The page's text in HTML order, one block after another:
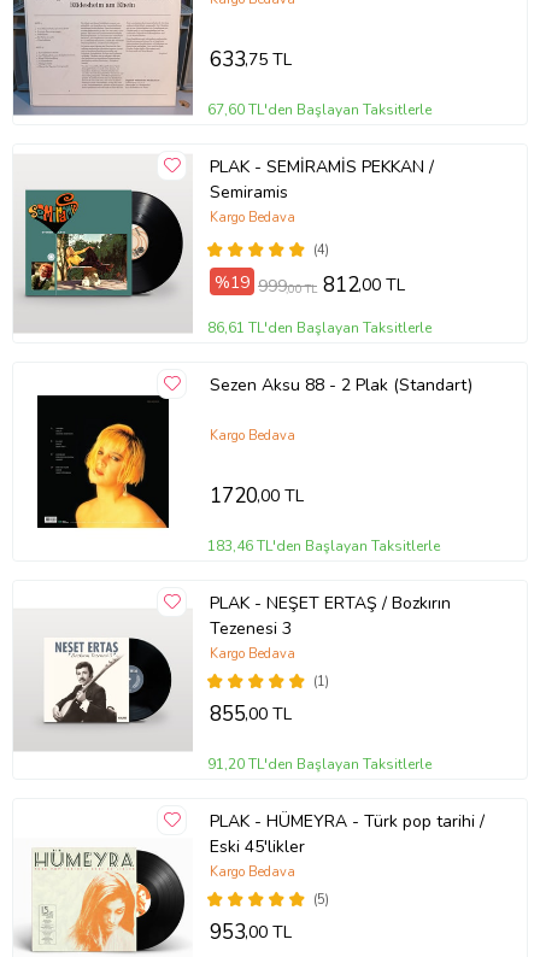
633,75 TL
67,60 TL'den Başlayan Taksitlerle
PLAK - SEMİRAMİS PEKKAN /
Semiramis
(4)
Kargo Bedava
%19 999,00 TL 812,00 TL
86,61 TL'den Başlayan Taksitlerle
Sezen Aksu 88 - 2 Plak (Standart)
Kargo Bedava
1720,00 TL
183,46 TL'den Başlayan Taksitlerle
PLAK - NEŞET ERTAŞ / Bozkırın
Tezenesi 3
(1)
Kargo Bedava
855,00 TL
91,20 TL'den Başlayan Taksitlerle
PLAK - HÜMEYRA - Türk pop tarihi /
Eski 45'likler
(5)
Kargo Bedava
953,00 TL